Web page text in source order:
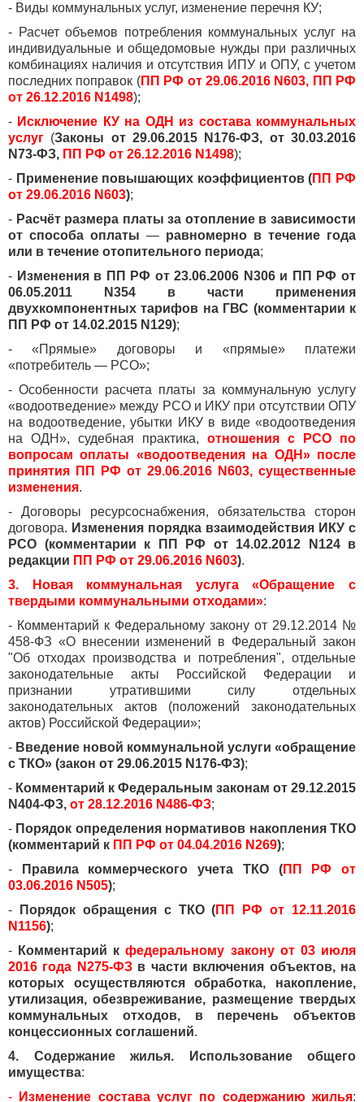
- Виды коммунальных услуг, изменение перечня КУ;
- Расчет объемов потребления коммунальных услуг на
индивидуальные и общедомовые нужды при различных
комбинациях наличия и отсутствия ИПУ и ОПУ, с учетом
последних поправок (ПП РФ от 29.06.2016 N603, ПП РФ
от 26.12.2016 N1498);
- Исключение КУ на ОДН из состава коммунальных
услуг (Законы от 29.06.2015 N176-ФЗ, от 30.03.2016
N73-ФЗ, ПП РФ от 26.12.2016 N1498);
- Применение повышающих коэффициентов (ПП РФ
от 29.06.2016 N603);
- Расчёт размера платы за отопление в зависимости
от способа оплаты — равномерно в течение года
или в течение отопительного периода;
- Изменения в ПП РФ от 23.06.2006 N306 и ПП РФ от
06.05.2011 N354 в части применения
двухкомпонентных тарифов на ГВС (комментарии к
ПП РФ от 14.02.2015 N129);
- «Прямые» договоры и «прямые» платежи
«потребитель — РСО»;
- Особенности расчета платы за коммунальную услугу
«водоотведение» между РСО и ИКУ при отсутствии ОПУ
на водоотведение, убытки ИКУ в виде «водоотведения
на ОДН», судебная практика, отношения с РСО по
вопросам оплаты «водоотведения на ОДН» после
принятия ПП РФ от 29.06.2016 N603, существенные
изменения.
- Договоры ресурсоснабжения, обязательства сторон
договора. Изменения порядка взаимодействия ИКУ с
РСО (комментарии к ПП РФ от 14.02.2012 N124 в
редакции ПП РФ от 29.06.2016 N603).
3. Новая коммунальная услуга «Обращение с
твердыми коммунальными отходами»:
- Комментарий к Федеральному закону от 29.12.2014 №
458-ФЗ «О внесении изменений в Федеральный закон
"Об отходах производства и потребления", отдельные
законодательные акты Российской Федерации и
признании утратившими силу отдельных
законодательных актов (положений законодательных
актов) Российской Федерации»;
- Введение новой коммунальной услуги «обращение
с ТКО» (закон от 29.06.2015 N176-ФЗ);
- Комментарий к Федеральным законам от 29.12.2015
N404-ФЗ, от 28.12.2016 N486-ФЗ;
- Порядок определения нормативов накопления ТКО
(комментарий к ПП РФ от 04.04.2016 N269);
- Правила коммерческого учета ТКО (ПП РФ от
03.06.2016 N505);
- Порядок обращения с ТКО (ПП РФ от 12.11.2016
N1156);
- Комментарий кфедеральному закону от 03 июля
2016 года N275-ФЗв части включения объектов, на
которых осуществляются обработка, накопление,
утилизация, обезвреживание, размещение твердых
коммунальных отходов, в перечень объектов
концессионных соглашений.
4. Содержание жилья. Использование общего
имущества:
-
Изменение состава услуг по содержанию жилья: